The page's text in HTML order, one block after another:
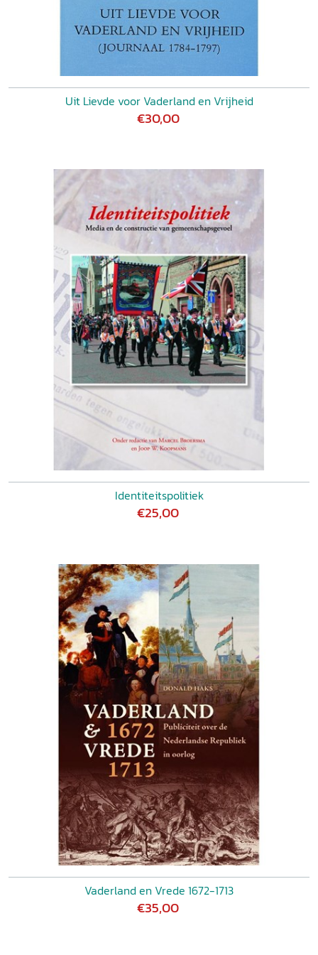
Uit Lievde voor Vaderland en Vrijheid
€30,00
Identiteitspolitiek
€25,00
Vaderland en Vrede 1672-1713
€35,00